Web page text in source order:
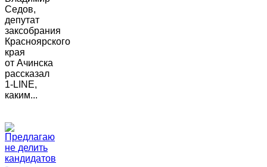
Седов,
депутат
заксобрания
Красноярского
края
от Ачинска
рассказал
1-LINE,
каким...